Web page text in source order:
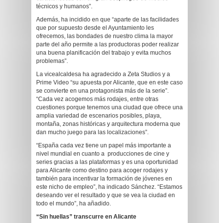
técnicos y humanos”.
Además, ha incidido en que “aparte de las facilidades
que por supuesto desde el Ayuntamiento les
ofrecemos, las bondades de nuestro clima la mayor
parte del año permite a las productoras poder realizar
una buena planificación del trabajo y evita muchos
problemas”.
La vicealcaldesa ha agradecido a Zeta Studios y a
Prime Video “su apuesta por Alicante, que en este caso
se convierte en una protagonista más de la serie”.
“Cada vez acogemos más rodajes, entre otras
cuestiones porque tenemos una ciudad que ofrece una
amplia variedad de escenarios posibles, playa,
montaña, zonas históricas y arquitectura moderna que
dan mucho juego para las localizaciones”.
“España cada vez tiene un papel más importante a
nivel mundial en cuanto a producciones de cine y
series gracias a las plataformas y es una oportunidad
para Alicante como destino para acoger rodajes y
también para incentivar la formación de jóvenes en
este nicho de empleo”, ha indicado Sánchez. “Estamos
deseando ver el resultado y que se vea la ciudad en
todo el mundo”, ha añadido.
“Sin huellas” transcurre en Alicante